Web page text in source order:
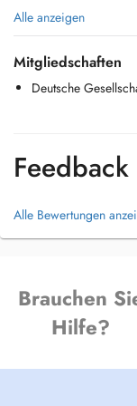
Alle anzeigen
Mitgliedschaften
Deutsche
Feedback
Alle Bewertungen
Brauchen
Hilfe?